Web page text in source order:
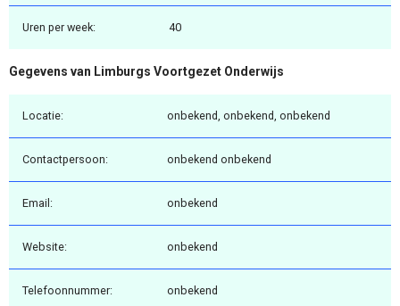
Uren per week: 40
Gegevens van Limburgs Voortgezet Onderwijs
Locatie: onbekend, onbekend, onbekend
Contactpersoon: onbekend onbekend
Email: onbekend
Website: onbekend
Telefoonnummer: onbekend